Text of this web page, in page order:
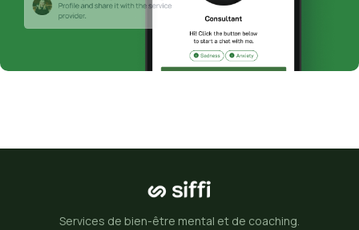
Services de bien-être mental et de coaching.